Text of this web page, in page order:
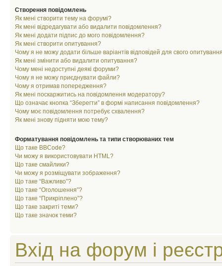
Створення повідомлень
Як мені створити тему на форумі?
Як мені відредагувати або видалити повідомлення?
Як мені додати підпис до мого повідомлення?
Як мені створити опитування?
Чому я не можу додати більше варіантів відповідей для свого
Як мені змінити або видалити опитування?
Чому мені недоступні деякі форуми?
Чому я не можу приєднувати файли?
Чому я отримав попередження?
Як мені поскаржитись на повідомлення модератору?
Що означає кнопка “Зберегти” в формі написання повідомлення?
Чому моє повідомлення потребує схвалення?
Як мені знову підняти мою тему?
Форматування повідомлень та типи створюваних тем
Що таке BBCode?
Чи можу я використовувати HTML?
Що таке смайлики?
Чи можу я розміщувати зображення?
Що таке “Важливо”?
Що таке “Оголошення”?
Що таке “Прикріплено”?
Що таке закриті теми?
Що таке значок теми?
Вхід на форум і